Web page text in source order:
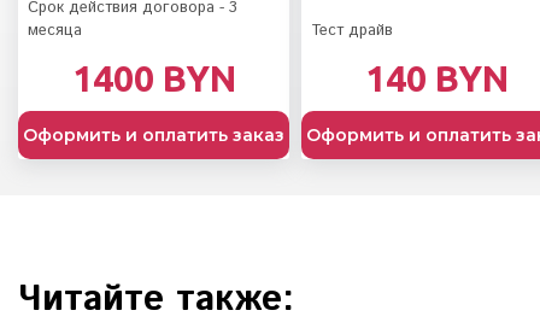
Срок действия договора - 3
месяца
1400 BYN
Оформить и оплатить заказ
Тест драйв
140 BYN
Оформить и оплатить
Читайте также: